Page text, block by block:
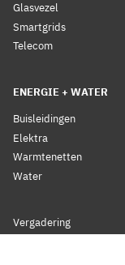
Glasvezel
Smartgrids
Telecom
ENERGIE + WATER
Buisleidingen
Elektra
Warmtenetten
Water
Vergadering